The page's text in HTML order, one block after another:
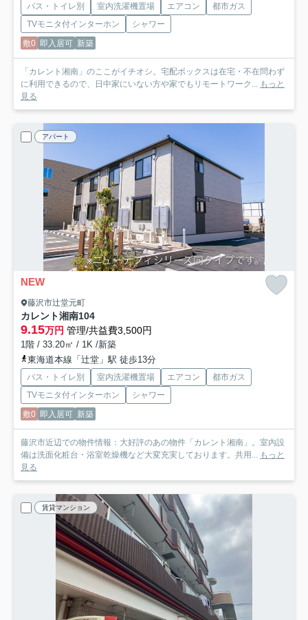
バス・トイレ別 室内洗濯機置場 エアコン
都市ガス
TVモニタ付インターホン
シャワー
敷0 即入居可 新築
「カレント湘南」のここがイチオシ。宅配ボックスは在宅・不在問わず
に利用できるので、日中家にいない方や家でもリモートワーク...
もっと
見る
アパート
NEW
藤沢市辻堂元町
カレント湘南104
9.15万円 管理/共益費3,500円
1階 / 33.20㎡ / 1K /新築
東海道本線「辻堂」駅 徒歩13分
バス・トイレ別 室内洗濯機置場 エアコン
都市ガス
TVモニタ付インターホン
シャワー
敷0 即入居可 新築
藤沢市近辺での物件情報：大好評のあの物件「カレント湘南」。室内設
備は洗面化粧台・浴室乾燥機など大変充実しております。共用...
もっと
見る
賃貸マンション